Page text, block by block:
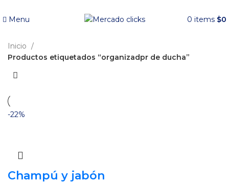
Menu
0 items $0
Inicio
Productos etiquetados “organizadpr de ducha”
-22%
Champú y jabón